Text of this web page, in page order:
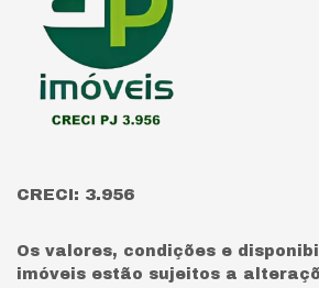
CRECI: 3.956
Os valores, condições e
imóveis estão sujeitos a